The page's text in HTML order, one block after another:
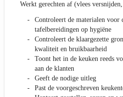
Werkt gerechten af (vlees
Controleert de materialen voor
tafelbereidingen op hygiëne
Controleert de klaargezette
kwaliteit en bruikbaarheid
Toont het in de keuken reeds
aan de klanten
Geeft de nodige uitleg
Past de voorgeschreven